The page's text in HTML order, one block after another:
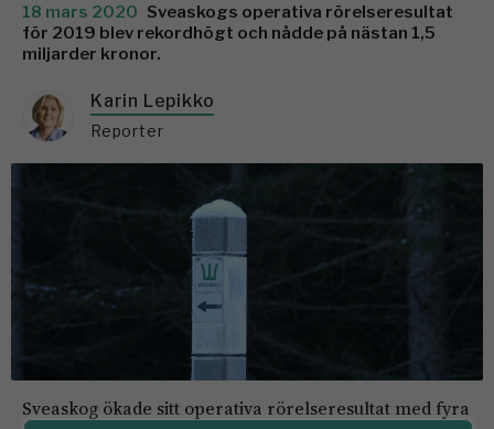
18 mars 2020 Sveaskogs operativa rörelseresultat
för 2019 blev rekordhögt och nådde på nästan 1,5
miljarder kronor.
Karin Lepikko
Reporter
Sveaskog ökade sitt operativa rörelseresultat med fyra